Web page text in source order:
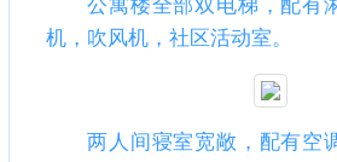
公寓楼全部双电梯，配有
机，吹风机，社区活动室。
两人间寝室宽敞，配有空